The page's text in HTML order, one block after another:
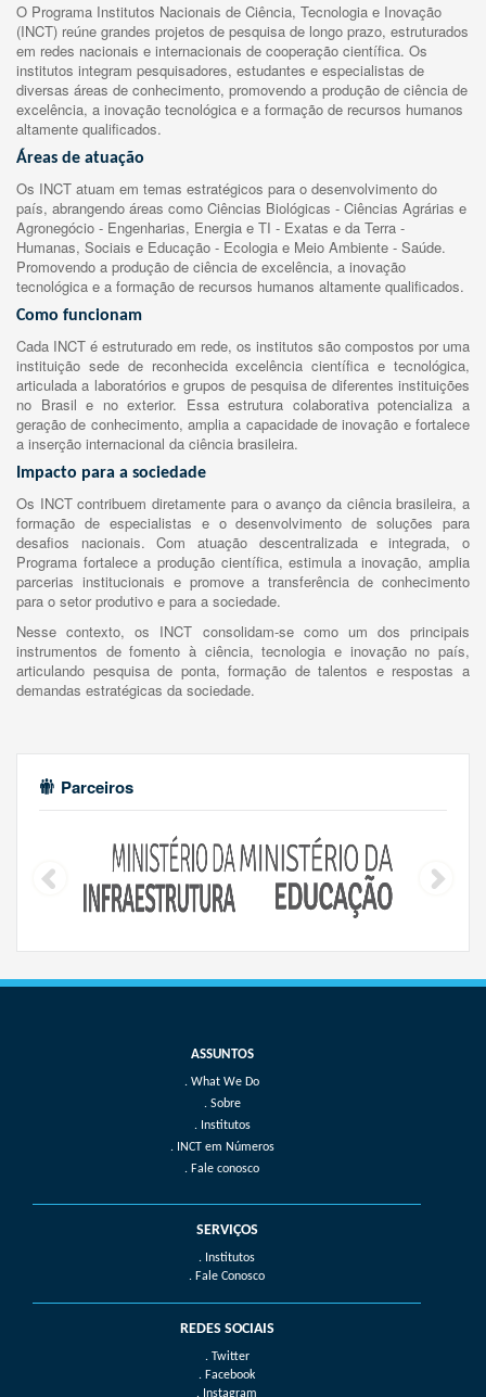
O Programa Institutos Nacionais de Ciência, Tecnologia e Inovação
(INCT) reúne grandes projetos de pesquisa de longo prazo, estruturados
em redes nacionais e internacionais de cooperação científica. Os
institutos integram pesquisadores, estudantes e especialistas de
diversas áreas de conhecimento, promovendo a produção de ciência de
excelência, a inovação tecnológica e a formação de recursos humanos
altamente qualificados.
Áreas de atuação
Os INCT atuam em temas estratégicos para o desenvolvimento do
país, abrangendo áreas como Ciências Biológicas - Ciências Agrárias e
Agronegócio - Engenharias, Energia e TI - Exatas e da Terra -
Humanas, Sociais e Educação - Ecologia e Meio Ambiente - Saúde.
Promovendo a produção de ciência de excelência, a inovação
tecnológica e a formação de recursos humanos altamente qualificados.
Como funcionam
Cada INCT é estruturado em rede, os institutos são compostos por uma
instituição sede de reconhecida excelência científica e tecnológica,
articulada a laboratórios e grupos de pesquisa de diferentes instituições
no Brasil e no exterior. Essa estrutura colaborativa potencializa a
geração de conhecimento, amplia a capacidade de inovação e fortalece
a inserção internacional da ciência brasileira.
Impacto para a sociedade
Os INCT contribuem diretamente para o avanço da ciência brasileira, a
formação de especialistas e o desenvolvimento de soluções para
desafios nacionais. Com atuação descentralizada e integrada, o
Programa fortalece a produção científica, estimula a inovação, amplia
parcerias institucionais e promove a transferência de conhecimento
para o setor produtivo e para a sociedade.
Nesse contexto, os INCT consolidam-se como um dos principais
instrumentos de fomento à ciência, tecnologia e inovação no país,
articulando pesquisa de ponta, formação de talentos e respostas a
demandas estratégicas da sociedade.
Parceiros
What We Do
Sobre
Institutos
INCT em Números
Fale conosco
SERVIÇOS
. Institutos
. Fale Conosco
REDES SOCIAIS
. Twitter
. Facebook
. Instagram